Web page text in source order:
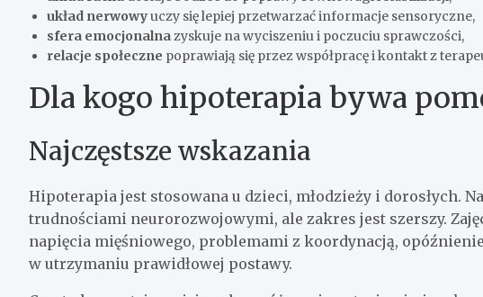
układ nerwowyuczy się lepiej przetwarzać informacje sensoryczne,
sfera emocjonalnazyskuje na wyciszeniu i poczuciu sprawczości,
relacje społeczne poprawiają się przez współpracę i kontakt z
Dla kogo hipoterapia bywa
Najczęstsze wskazania
Hipoterapia jest stosowana u dzieci, młodzieży i dorosłych.
trudnościami neurorozwojowymi, ale zakres jest szerszy.
napięcia mięśniowego, problemami z koordynacją,
w utrzymaniu prawidłowej postawy.